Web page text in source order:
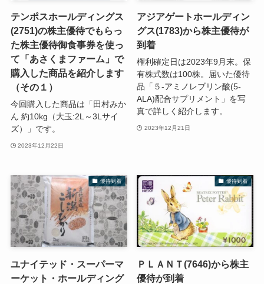
テンポスホールディングス
(2751)の株主優待でもらっ
た株主優待御食事券を使っ
て「あさくまファーム」で
購入した商品を紹介します
（その１）
今回購入した商品は「田村みか
ん 約10kg（大玉:2L～3Lサイ
ズ）」です。
2023年12月22日
アジアゲートホールディン
グス(1783)から株主優待が
到着
権利確定日は2023年9月末。保
有株式数は100株。届いた優待
品「５-アミノレブリン酸(5-
ALA)配合サプリメント」を写
真で詳しく紹介します。
2023年12月21日
優待到着
ユナイテッド・スーパーマ
ーケット・ホールディング
優待到着
ＰＬＡＮＴ(7646)から株主
優待が到着